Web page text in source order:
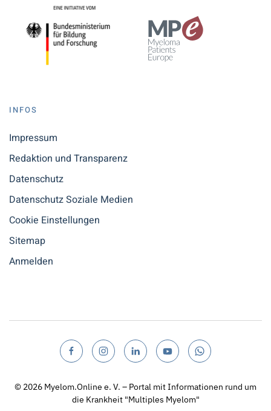
INFOS
Impressum
Redaktion und Transparenz
Datenschutz
Datenschutz Soziale Medien
Cookie Einstellungen
Sitemap
Anmelden
© 2026 Myelom.Online e. V. – Portal mit Informationen rund um
die Krankheit "Multiples Myelom"